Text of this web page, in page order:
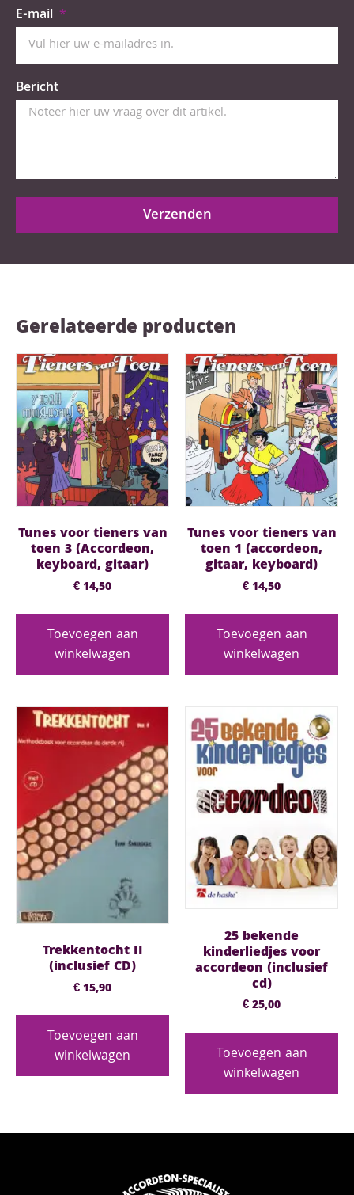
E-mail
Bericht
Verzenden
Gerelateerde producten
Tunes voor tieners van
toen 3 (Accordeon,
keyboard, gitaar)
€14,50
Toevoegen aan
winkelwagen
Tunes voor tieners van
toen 1 (accordeon,
gitaar, keyboard)
€14,50
Toevoegen aan
winkelwagen
Trekkentocht II
(inclusief CD)
€15,90
Toevoegen aan
winkelwagen
25 bekende
kinderliedjes voor
accordeon (inclusief
cd)
€25,00
Toevoegen aan
winkelwagen